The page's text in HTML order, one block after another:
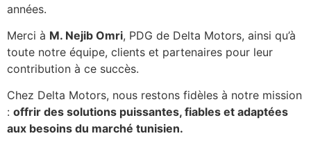
années.
Merci à M. Nejib Omri, PDG de Delta Motors, ainsi qu’à
toute notre équipe, clients et partenaires pour leur
contribution à ce succès.
Chez Delta Motors, nous restons fidèles à notre mission
: offrir des solutions puissantes, fiables et adaptées
aux besoins du marché tunisien.